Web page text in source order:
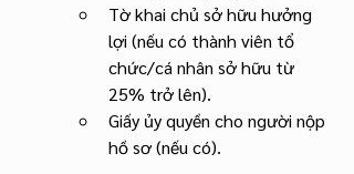
Tờ khai chủ sở hữu hưởng
lợi (nếu có thành viên tổ
chức/cá nhân sở hữu từ
25% trở lên).
Giấy ủy quyền cho người nộp
hồ sơ (nếu có).